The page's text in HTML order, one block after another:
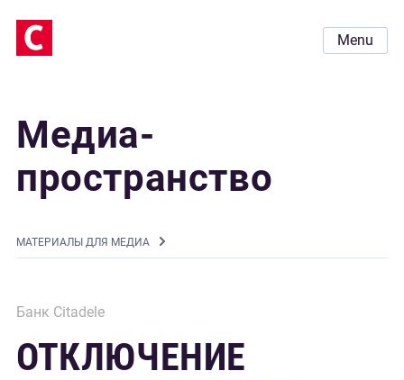
Menu
Медиа-
пространство
MАТЕРИАЛЫ ДЛЯ МЕДИА
Банк Citadele
ОТКЛЮЧЕНИЕ